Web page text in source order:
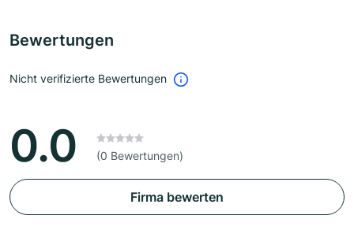
Bewertungen
Nicht verifizierte Bewertungen
0.0 (0 Bewertungen)
Firma bewerten